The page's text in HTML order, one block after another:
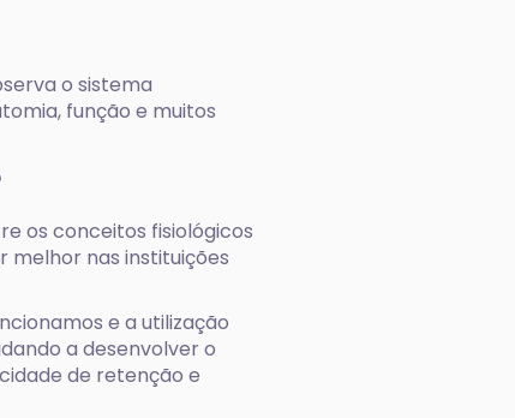
o sistema
função e muitos
os conceitos fisiológicos
melhor nas instituições
e a utilização
a desenvolver o
de retenção e